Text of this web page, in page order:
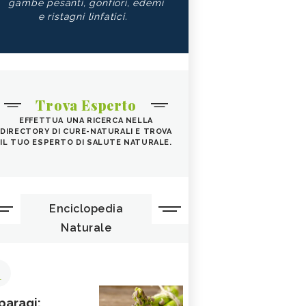
gambe pesanti, gonfiori, edemi
e ristagni linfatici.
Trova Esperto
EFFETTUA UNA RICERCA NELLA
DIRECTORY DI CURE-NATURALI E TROVA
IL TUO ESPERTO DI SALUTE NATURALE.
Enciclopedia
Naturale